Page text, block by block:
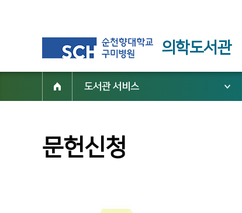
의학도서관
도서관 서비스
문헌신청